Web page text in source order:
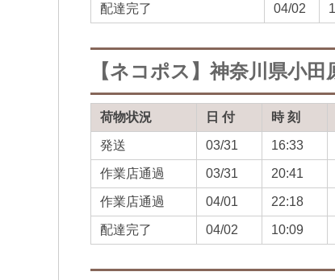
配達完了 04/02
【ネコポス】神奈川県小
荷物状況 日 付 時 刻
発送 03/31 16:33
作業店通過 03/31 20:41
作業店通過 04/01 22:18
配達完了 04/02 10:09